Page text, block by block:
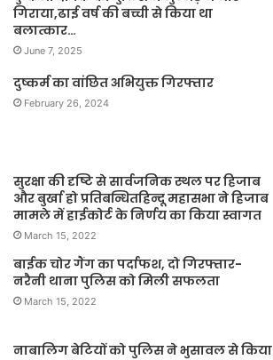
गिराया,ढाई वर्ष की बच्ची से किया था
बलात्कार…
June 7, 2025
दुष्कर्म का वांछित अभियुक्त गिरफ्तार
February 26, 2024
सुरक्षा की दृष्टि से सार्वजनिक स्थल पर हिजाब
और बुर्खा हो प्रतिबन्धितहिन्दू महासभा ने हिजाब
मामले में हाईकोर्ट के निर्णय का किया स्वागत
March 15, 2022
बाईक चोर गैंग का पर्दाफश, दो गिरफ्तार-
नरैनी थाना पुलिस को मिली सफलता
March 15, 2022
नाबालिग बेटियों को पुलिस ने भुसावल से किया